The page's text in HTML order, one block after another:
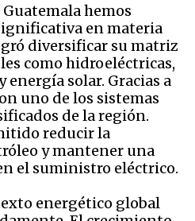
hemos
en materia
diversificar su matriz
como hidroeléctricas,
energía solar. Gracias a
uno de los sistemas
de la región.
reducir la
y mantener una
el suministro eléctrico.
energético global